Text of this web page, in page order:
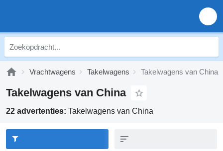
Vrachtwagens Takelwagens Takelwagens van China
Takelwagens van China
22 advertenties: Takelwagens van China